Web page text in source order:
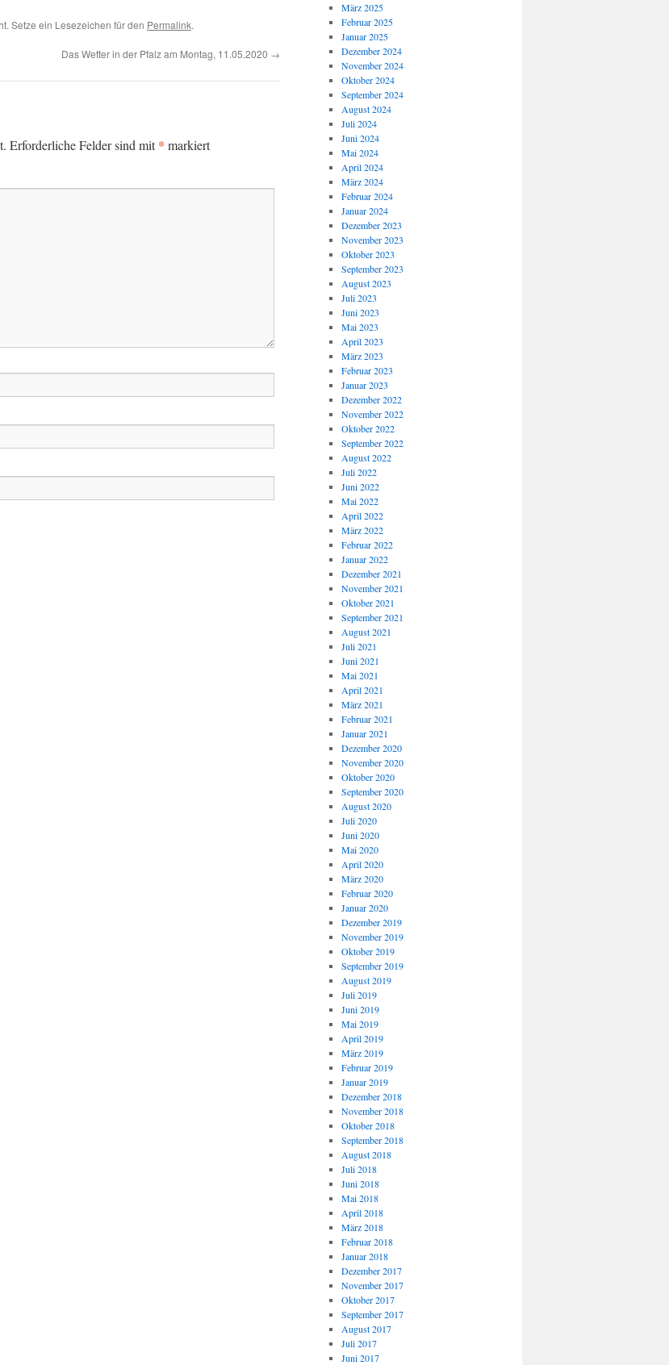
Setze ein Lesezeichen für den Permalink.
Das Wetter in der Pfalz am Montag, 11.05.2020 →
Erforderliche Felder sind mit* markiert
März 2025
Februar 2025
Januar 2025
Dezember 2024
November 2024
Oktober 2024
September 2024
August 2024
Juli 2024
Juni 2024
Mai 2024
April 2024
März 2024
Februar 2024
Januar 2024
Dezember 2023
November 2023
Oktober 2023
September 2023
August 2023
Juli 2023
Juni 2023
Mai 2023
April 2023
März 2023
Februar 2023
Januar 2023
Dezember 2022
November 2022
Oktober 2022
September 2022
August 2022
Juli 2022
Juni 2022
Mai 2022
April 2022
März 2022
Februar 2022
Januar 2022
Dezember 2021
November 2021
Oktober 2021
September 2021
August 2021
Juli 2021
Juni 2021
Mai 2021
April 2021
März 2021
Februar 2021
Januar 2021
Dezember 2020
November 2020
Oktober 2020
September 2020
August 2020
Juli 2020
Juni 2020
Mai 2020
April 2020
März 2020
Februar 2020
Januar 2020
Dezember 2019
November 2019
Oktober 2019
September 2019
August 2019
Juli 2019
Juni 2019
Mai 2019
April 2019
März 2019
Februar 2019
Januar 2019
Dezember 2018
November 2018
Oktober 2018
September 2018
August 2018
Juli 2018
Juni 2018
Mai 2018
April 2018
März 2018
Februar 2018
Januar 2018
Dezember 2017
November 2017
Oktober 2017
September 2017
August 2017
Juli 2017
Juni 2017